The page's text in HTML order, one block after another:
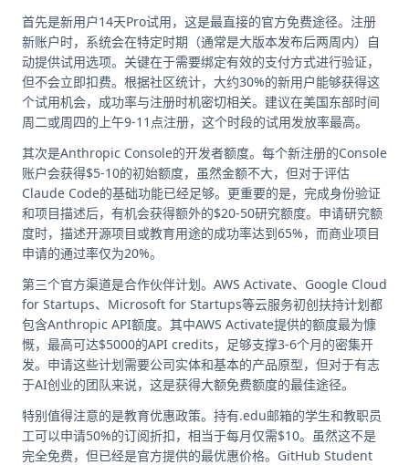
首先是新用户14天Pro试用，这是最直接的官方免费途径。注册
新账户时，系统会在特定时期（通常是大版本发布后两周内）自
动提供试用选项。关键在于需要绑定有效的支付方式进行验证，
但不会立即扣费。根据社区统计，大约30%的新用户能够获得这
个试用机会，成功率与注册时机密切相关。建议在美国东部时间
周二或周四的上午9-11点注册，这个时段的试用发放率最高。
其次是Anthropic Console的开发者额度。每个新注册的Console
账户会获得$5-10的初始额度，虽然金额不大，但对于评估
Claude Code的基础功能已经足够。更重要的是，完成身份验证
和项目描述后，有机会获得额外的$20-50研究额度。申请研究额
度时，描述开源项目或教育用途的成功率达到65%，而商业项目
申请的通过率仅为20%。
第三个官方渠道是合作伙伴计划。AWS Activate、Google Cloud
for Startups、Microsoft for Startups等云服务初创扶持计划都
包含Anthropic API额度。其中AWS Activate提供的额度最为慷
慨，最高可达$5000的API credits，足够支撑3-6个月的密集开
发。申请这些计划需要公司实体和基本的产品原型，但对于有志
于AI创业的团队来说，这是获得大额免费额度的最佳途径。
特别值得注意的是教育优惠政策。持有.edu邮箱的学生和教职员
工可以申请50%的订阅折扣，相当于每月仅需$10。虽然这不是
完全免费，但已经是官方提供的最优惠价格。GitHub Student